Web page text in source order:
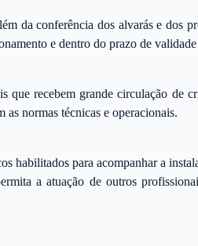
da conferência dos alvarás e dos
e dentro do prazo de
que recebem grande circulação de
as normas técnicas e operacionais.
para acompanhar a
a atuação de outros